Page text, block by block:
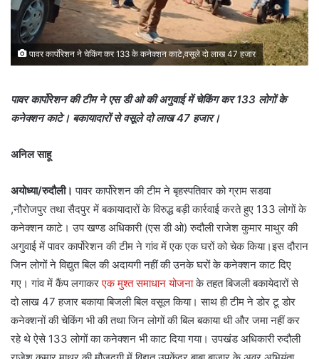
पावर कार्पोरेशन ने चेकिंग कर 133 के कनेक्शन काटे,वसूले दो लाख 47 हजार
पावर कार्पोरेशन की टीम ने एस डी ओ की अगुवाई में चेकिंग कर 133 लोगों के
कनेक्शन काटे। बकायादारों से वसूले दो लाख 47 हजार।
अनिल साहू
अयोध्या/रुदौली।पावर कार्पोरेशन की टीम ने बृहस्पतिवार को ग्राम सडवा
,नौरोजपुर तथा सैदपुर में बकायादारों के विरुद्ध बड़ी कार्रवाई करते हुए 133 लोगों के
कनेक्शन काटे। उप खण्ड अधिकारी (एस डी ओ) रुदौली राजेश कुमार माथुर की
अगुवाई में पावर कार्पोरेशन की टीम ने गांव में एक एक घरों को चेक किया।इस दौरान
जिन लोगों ने विद्युत बिल की अदायगी नहीं की उनके घरों के कनेक्शन काट दिए
गए। गांव में कैंप लगाकरएक मुश्त समाधान योजनाके तहत बिजली बकायेदारों से
दो लाख 47 हजार बकाया बिजली बिल वसूल किया। साथ ही टीम ने डोर टू डोर
कनेक्शनों की चेकिंग भी की तथा जिन लोगों की बिल बकाया थी और जमा नहीं कर
रहे थे ऐसे 133 लोगों का कनेक्शन भी काट दिया गया। उपखंड अधिकारी रुदौली